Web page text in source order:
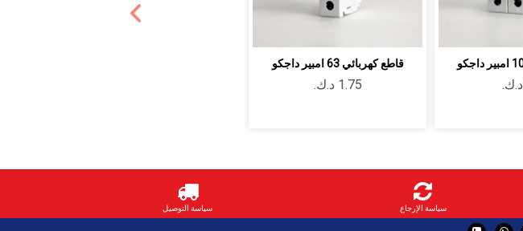
قاطع كهربائي 63 امبير داجكو
سياسة الإرجاع سياسة التوصيل